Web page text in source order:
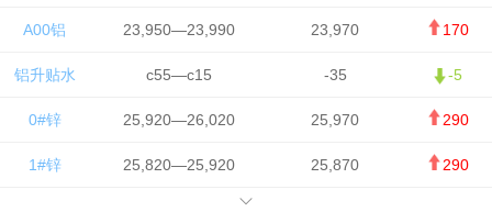
A00铝 23,950—23,990 23,970 170
铝升贴水 c55—c15 -35 -5
0#锌 25,920—26,020 25,970 290
1#锌 25,820—25,920 25,870 290